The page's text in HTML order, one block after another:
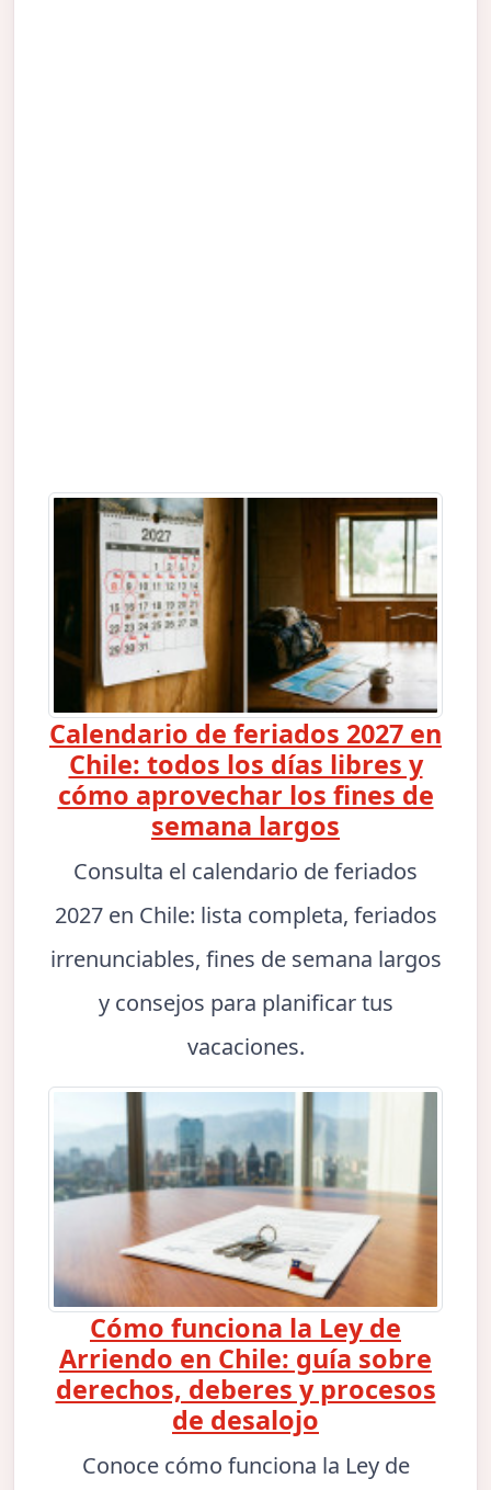
Calendario de feriados 2027 en
Chile: todos los días libres y
cómo aprovechar los fines de
semana largos
Consulta el calendario de feriados
2027 en Chile: lista completa, feriados
irrenunciables, fines de semana largos
y consejos para planificar tus
vacaciones.
Cómo funciona la Ley de
Arriendo en Chile: guía sobre
derechos, deberes y procesos
de desalojo
Conoce cómo funciona la Ley de